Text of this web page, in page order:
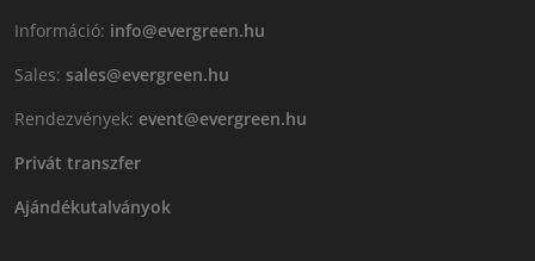
Információ: info@evergreen.hu
Sales: sales@evergreen.hu
Rendezvények: event@evergreen.hu
Privát transzfer
Ajándékutalványok